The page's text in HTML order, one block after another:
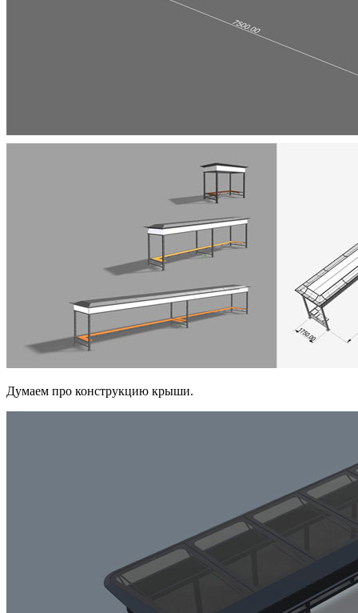
Думаем про конструкцию крыши.